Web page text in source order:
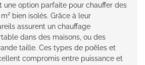
une option parfaite pour chauffer des
bien isolés. Grâce à leur
assurent un chauffage
dans des maisons, ou des
taille. Ces types de poêles et
compromis entre puissance et